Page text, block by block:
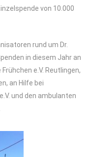
von 10.000
rund um Dr.
in diesem Jahr an
e.V. Reutlingen,
an Hilfe bei
und den ambulanten